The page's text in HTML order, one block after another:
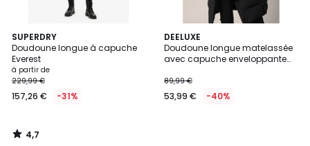
SUPERDRY
Doudoune longue à capuche
Everest
à partir de
229,99 €
157,26 € -31%
4,7
/ 5
4,7
/
DEELUXE
Doudoune longue matelassée
avec capuche enveloppante
89,99 €
53,99 € -40%